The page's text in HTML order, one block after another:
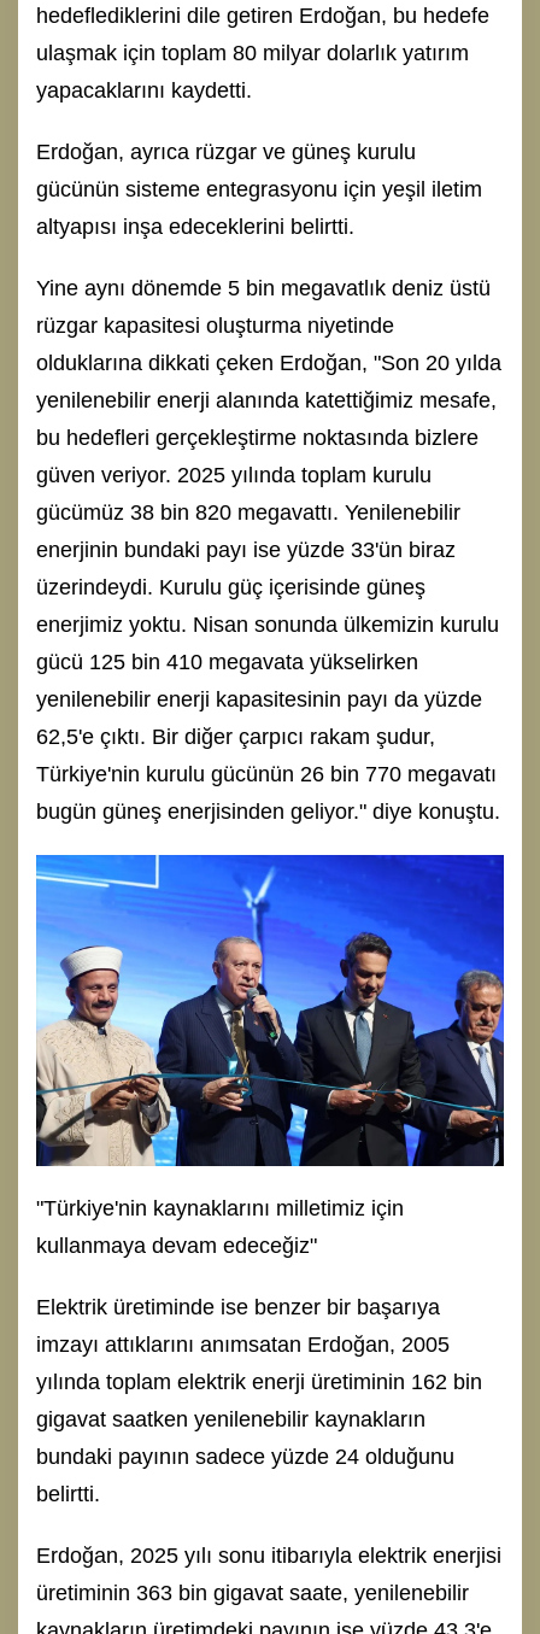
hedeflediklerini dile getiren Erdoğan, bu hedefe
ulaşmak için toplam 80 milyar dolarlık yatırım
yapacaklarını kaydetti.
Erdoğan, ayrıca rüzgar ve güneş kurulu
gücünün sisteme entegrasyonu için yeşil iletim
altyapısı inşa edeceklerini belirtti.
Yine aynı dönemde 5 bin megavatlık deniz üstü
rüzgar kapasitesi oluşturma niyetinde
olduklarına dikkati çeken Erdoğan, "Son 20 yılda
yenilenebilir enerji alanında katettiğimiz mesafe,
bu hedefleri gerçekleştirme noktasında bizlere
güven veriyor. 2025 yılında toplam kurulu
gücümüz 38 bin 820 megavattı. Yenilenebilir
enerjinin bundaki payı ise yüzde 33'ün biraz
üzerindeydi. Kurulu güç içerisinde güneş
enerjimiz yoktu. Nisan sonunda ülkemizin kurulu
gücü 125 bin 410 megavata yükselirken
yenilenebilir enerji kapasitesinin payı da yüzde
62,5'e çıktı. Bir diğer çarpıcı rakam şudur,
Türkiye'nin kurulu gücünün 26 bin 770 megavatı
bugün güneş enerjisinden geliyor." diye konuştu.
"Türkiye'nin kaynaklarını milletimiz için
kullanmaya devam edeceğiz"
Elektrik üretiminde ise benzer bir başarıya
imzayı attıklarını anımsatan Erdoğan, 2005
yılında toplam elektrik enerji üretiminin 162 bin
gigavat saatken yenilenebilir kaynakların
bundaki payının sadece yüzde 24 olduğunu
belirtti.
Erdoğan, 2025 yılı sonu itibarıyla elektrik enerjisi
üretiminin 363 bin gigavat saate, yenilenebilir